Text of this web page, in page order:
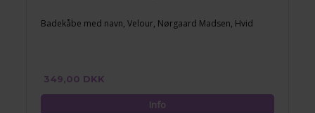
Badekåbe med navn, Velour, Nørgaard Madsen, Hvid
349,00 DKK